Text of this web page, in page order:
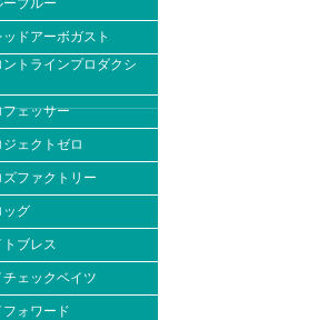
ーブルー
ッドアーボガスト
ントラインプロダクシ
フェッサー
ジェクトゼロ
ズファクトリー
ッグ
トブレス
チェックベイツ
フォワード